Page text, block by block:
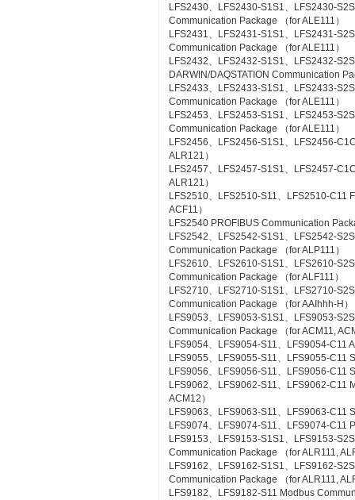
LFS2430、LFS2430-S1S1、LFS2430-
Communication Package （for ALE111）
LFS2431、LFS2431-S1S1、LFS2431-
Communication Package （for ALE111）
LFS2432、LFS2432-S1S1、LFS2432-
DARWIN/DAQSTATION Communication
LFS2433、LFS2433-S1S1、LFS2433-
Communication Package （for ALE111）
LFS2453、LFS2453-S1S1、LFS2453-
Communication Package （for ALE111）
LFS2456、LFS2456-S1S1、LFS2456-
ALR121）
LFS2457、LFS2457-S1S1、LFS2457-
ALR121）
LFS2510、LFS2510-S11、LFS2510-C11
ACF11）
LFS2540 PROFIBUS Communication
LFS2542、LFS2542-S1S1、LFS2542-
Communication Package （for ALP111）
LFS2610、LFS2610-S1S1、LFS2610-
Communication Package （for ALF111）
LFS2710、LFS2710-S1S1、LFS2710-
Communication Package （for AAIhhh-H）
LFS9053、LFS9053-S1S1、LFS9053-
Communication Package （for ACM11,
LFS9054、LFS9054-S11、LFS9054-C11
LFS9055、LFS9055-S11、LFS9055-C11
LFS9056、LFS9056-S11、LFS9056-C11
LFS9062、LFS9062-S11、LFS9062-C11
ACM12）
LFS9063、LFS9063-S11、LFS9063-C11
LFS9074、LFS9074-S11、LFS9074-C11
LFS9153、LFS9153-S1S1、LFS9153-
Communication Package （for ALR111,
LFS9162、LFS9162-S1S1、LFS9162-
Communication Package （for ALR111,
LFS9182、LFS9182-S11 Modbus